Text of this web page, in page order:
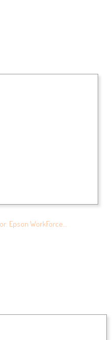
Epson WorkForce…